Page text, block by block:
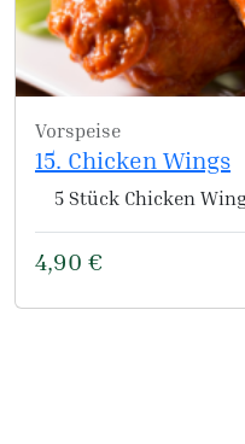
Vorspeise
15. Chicken Wings
5 Stück Chicken
4,90 €